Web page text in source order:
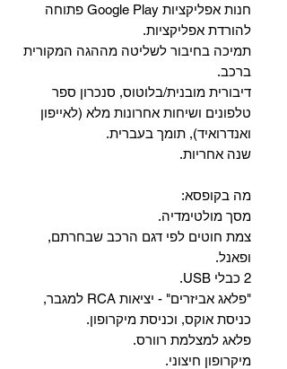
‏חנות אפליקציות Google Play פתוחה
להורדת אפליקציות.
‏תמיכה בחיבור לשליטה מההגה המקורית
ברכב.
‏דיבורית מובנית/בלוטוס, ‏סנכרון ספר
טלפונים ושיחות אחרונות מלא (לאייפון
ואנדרואיד), תומך בעברית.
שנה אחריות.
מה בקופסא:
מסך מולטימדיה.
צמת חוטים לפי דגם הרכב שבחרתם,
ופאנל.
2 כבלי USB.
"פלאג אביזרים" - יציאות RCA למגבר,
כניסת אוקס, וכניסת מיקרופון.
פלאג למצלמת רוורס.
מיקרופון חיצוני.